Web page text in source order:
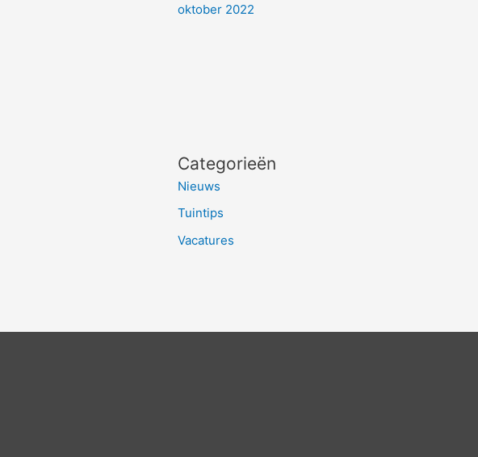
oktober 2022
Categorieën
Nieuws
Tuintips
Vacatures